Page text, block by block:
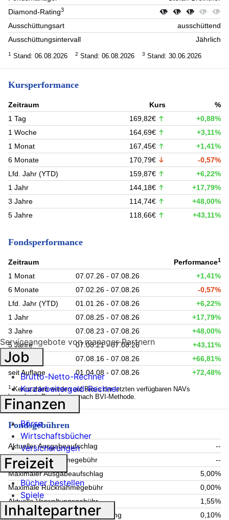
Diamond-Rating3
Ausschüttungsart
ausschüttend
Ausschüttungsintervall
Jährlich
1 Stand: 06.08.2026 2 Stand: 06.08.2026 3 Stand: 30.06.2026
Kursperformance
Zeitraum Kurs
%
1 Tag
169,82€
+0,88%
1 Woche
164,69€
+3,11%
1 Monat
167,45€
+1,41%
6 Monate
170,79€
-0,57%
Lfd. Jahr (YTD)
159,87€
+6,22%
1 Jahr
144,18€
+17,79%
3 Jahre
114,74€
+48,00%
5 Jahre
118,66€ +43,11%
Fondsperformance
Zeitraum Performance1
1 Monat 07.07.26 - 07.08.26
+1,41%
6 Monate
07.02.26 - 07.08.26
-0,57%
Lfd. Jahr (YTD)
01.01.26 - 07.08.26
+6,22%
1 Jahr
07.08.25 - 07.08.26
+17,79%
3 Jahre
07.08.23 - 07.08.26
+48,00%
5 Jahre
07.08.21 - 07.08.26
+43,11%
10 Jahre
07.08.16 - 07.08.26
+66,81%
seit Auflage
01.04.08 - 07.08.26 +72,48%
1 Kennzahlen werden auf Basis der letzten verfügbaren NAVs
berechnet. Berechnung nach BVI-Methode.
Fondsgebühren
Aktueller Ausgabeaufschlag
--
Aktuelle Rücknahmegebühr
--
Maximaler Ausgabeaufschlag
5,00%
Maximale Rücknahmegebühr
0,00%
Aktuelle Verwaltungsgebühr
1,55%
Maximale Verwahrstellenvergütung
0,10%
Serviceangebote von manager-Partnern
Job
Brutto-Netto-Rechner
Kurzarbeitergeld-Rechner
Finanzen
Börse
Wirtschaftsbücher
Versicherungen
Freizeit
Bücher bestellen
Spiele
Inhaltepartner